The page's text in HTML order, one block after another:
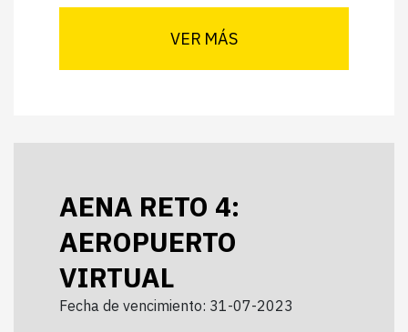
VER MÁS
AENA RETO 4:
AEROPUERTO
VIRTUAL
Fecha de vencimiento: 31-07-2023